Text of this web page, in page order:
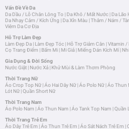
Vấn Đề Về Da
Da Dầu / Lỗ Chân Lông To | Da Khô / Mất Nước | Da Lão
Da Nhạy Cảm / Kích Ứng | Da Xỉn Màu |Thâm / Nám /
Viêm Da Cơ Địa
Hỗ Trợ Làm Đẹp
Làm Đẹp Da | Làm Đẹp Tóc | Hỗ Trợ Giảm Cân |Vitamin /
Cọ Trang Điểm | Bấm Mi | Mi Giả | Miếng Dán Kích Mí|
Gia Dụng & Đời Sống
Nước Giặt | Nước Xả | Khử Mùi & Làm Thơm Phòng
Thời Trang Nữ
Áo Crop Top Nữ |Áo Hai Dây Nữ |Áo Polo Nữ |Áo Thun
Lót Nữ |Quần Short Nữ
Thời Trang Nam
Áo Polo Nam |Áo Thun Nam |Áo Tank Top Nam |Quần
Thời Trang Trẻ Em
Áo Dây Trẻ Em |Áo Thun Trẻ Em |Áo Sát Nách Trẻ Em |